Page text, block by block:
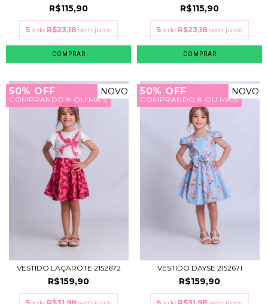
R$115,90
5 x de R$23,18 sem juros
COMPRAR
R$115,90
5 x de R$23,18 sem juros
COMPRAR
50% OFF
COMPRANDO 8 OU MAIS
NOVO
VESTIDO LAÇAROTE 2152672
R$159,90
50% OFF
COMPRANDO 8 OU MAIS
NOVO
VESTIDO DAYSE 2152671
R$159,90